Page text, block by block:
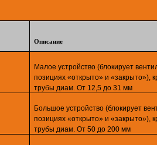
Описание
Малое устройство (блокирует
позициях «открыто» и «закрыто»),
трубы диам. От 12,5 до 31 мм
Большое устройство (блокирует
позициях «открыто» и «закрыто»),
трубы диам. От 50 до 200 мм